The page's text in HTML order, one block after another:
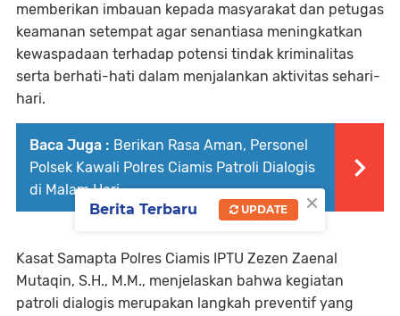
memberikan imbauan kepada masyarakat dan petugas
keamanan setempat agar senantiasa meningkatkan
kewaspadaan terhadap potensi tindak kriminalitas
serta berhati-hati dalam menjalankan aktivitas sehari-
hari.
Baca Juga : Berikan Rasa Aman, Personel
Polsek Kawali Polres Ciamis Patroli Dialogis
di Malam Hari
Kasat Samapta Polres Ciamis IPTU Zezen Zaenal
Mutaqin, S.H., M.M., menjelaskan bahwa kegiatan
patroli dialogis merupakan langkah preventif yang
×
Berita Terbaru UPDATE